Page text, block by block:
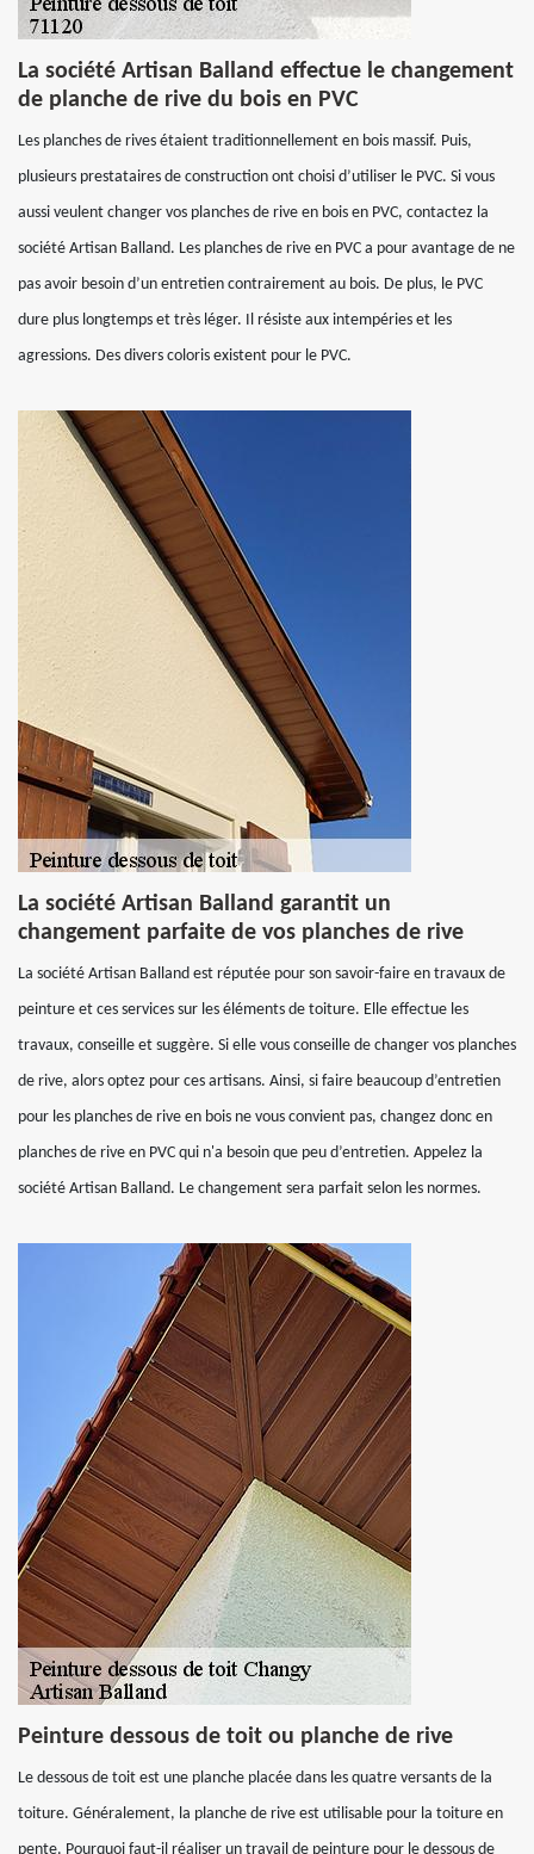
La société Artisan Balland effectue le changement
de planche de rive du bois en PVC
Les planches de rives étaient traditionnellement en bois massif. Puis,
plusieurs prestataires de construction ont choisi d’utiliser le PVC. Si vous
aussi veulent changer vos planches de rive en bois en PVC, contactez la
société Artisan Balland. Les planches de rive en PVC a pour avantage de ne
pas avoir besoin d’un entretien contrairement au bois. De plus, le PVC
dure plus longtemps et très léger. Il résiste aux intempéries et les
agressions. Des divers coloris existent pour le PVC.
La société Artisan Balland garantit un
changement parfaite de vos planches de rive
La société Artisan Balland est réputée pour son savoir-faire en travaux de
peinture et ces services sur les éléments de toiture. Elle effectue les
travaux, conseille et suggère. Si elle vous conseille de changer vos planches
de rive, alors optez pour ces artisans. Ainsi, si faire beaucoup d’entretien
pour les planches de rive en bois ne vous convient pas, changez donc en
planches de rive en PVC qui n'a besoin que peu d’entretien. Appelez la
société Artisan Balland. Le changement sera parfait selon les normes.
Peinture dessous de toit ou planche de rive
Le dessous de toit est une planche placée dans les quatre versants de la
toiture. Généralement, la planche de rive est utilisable pour la toiture en
pente. Pourquoi faut-il réaliser un travail de peinture pour le dessous de